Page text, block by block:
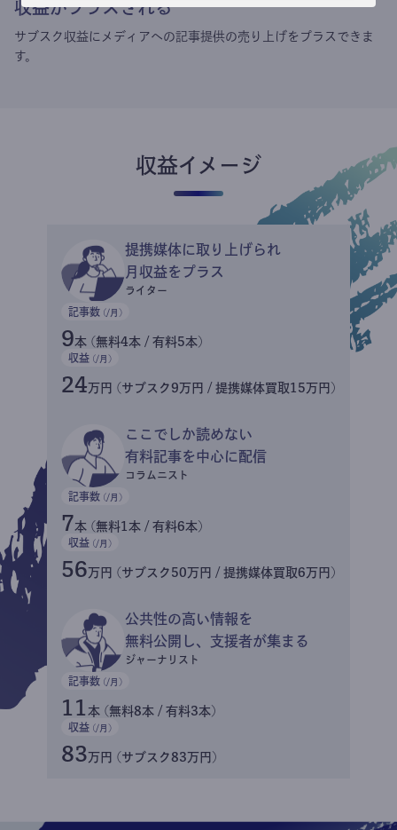
収益がプラスされる
サブスク収益にメディアへの記事提供の売り上げをプラスできま
す。
収益イメージ
提携媒体に取り上げられ
月収益をプラス
ライター
記事数 (/月)
9本 (無料4本 / 有料5本)
収益 (/月)
24万円 (サブスク9万円 / 提携媒体買取15万円)
ここでしか読めない
有料記事を中心に配信
コラムニスト
記事数 (/月)
7本 (無料1本 / 有料6本)
収益 (/月)
56万円 (サブスク50万円 / 提携媒体買取6万円)
公共性の高い情報を
無料公開し、支援者が集まる
ジャーナリスト
記事数 (/月)
11 本 (無料8本 / 有料3本)
収益 (/月)
83万円 (サブスク83万円)